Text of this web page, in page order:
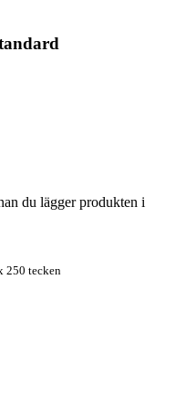
du lägger produkten i
250 tecken